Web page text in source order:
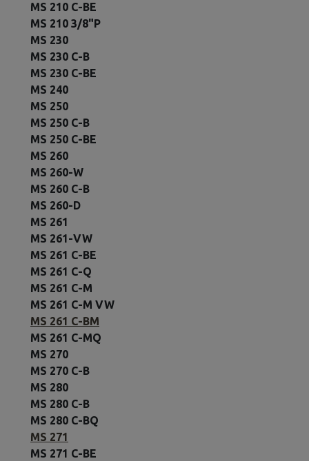
MS 210 C-BE
MS 210 3/8"P
MS 230
MS 230 C-B
MS 230 C-BE
MS 240
MS 250
MS 250 C-B
MS 250 C-BE
MS 260
MS 260-W
MS 260 C-B
MS 260-D
MS 261
MS 261-VW
MS 261 C-BE
MS 261 C-Q
MS 261 C-M
MS 261 C-M VW
MS 261 C-BM
MS 261 C-MQ
MS 270
MS 270 C-B
MS 280
MS 280 C-B
MS 280 C-BQ
MS 271
MS 271 C-BE